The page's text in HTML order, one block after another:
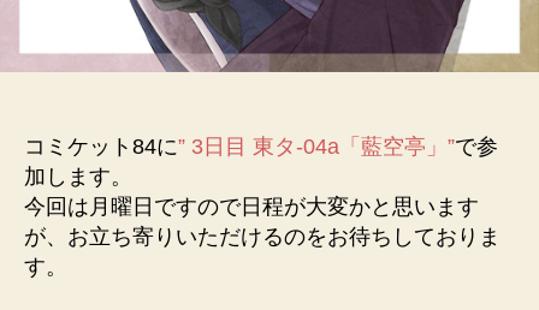
コミケット84に” 3日目 東タ-04a「藍空亭」”で参
加します。
今回は月曜日ですので日程が大変かと思います
が、お立ち寄りいただけるのをお待ちしておりま
す。